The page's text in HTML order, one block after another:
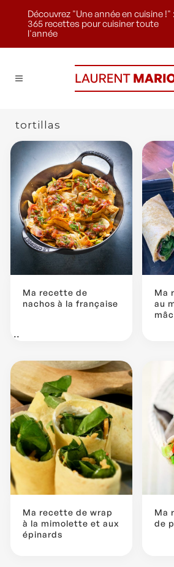
Découvrez "Une année en cuisine !" :
365 recettes pour cuisiner toute
l'année
tortillas
Ma recette de
nachos à la française
...
Ma
au
Ma recette de wrap
à la mimolette et aux
épinards
Ma
de